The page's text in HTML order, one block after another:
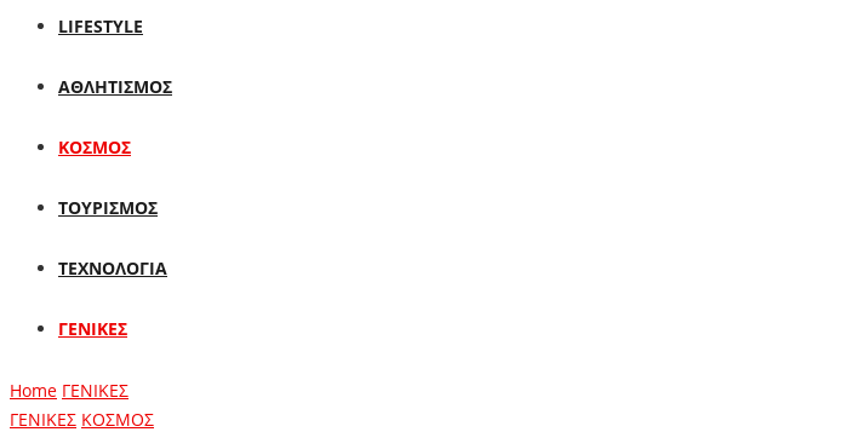
LIFESTYLE
ΑΘΛΗΤΙΣΜΟΣ
ΚΟΣΜΟΣ
ΤΟΥΡΙΣΜΟΣ
ΤΕΧΝΟΛΟΓΙΑ
ΓΕΝΙΚΕΣ
Home ΓΕΝΙΚΕΣ
ΓΕΝΙΚΕΣ ΚΟΣΜΟΣ